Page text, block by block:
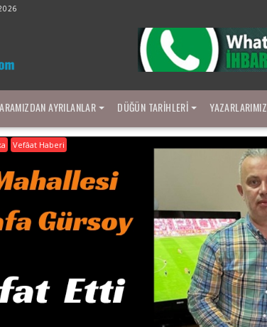
ARAMIZDAN AYRILANLAR DÜĞÜN TARIHLERI YAZARLARIMIZ
Vefâat Haberi